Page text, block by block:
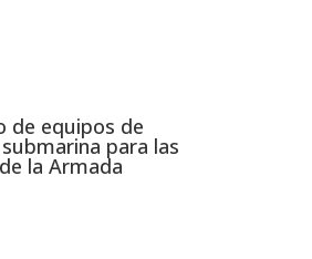
de equipos de
para las
la Armada